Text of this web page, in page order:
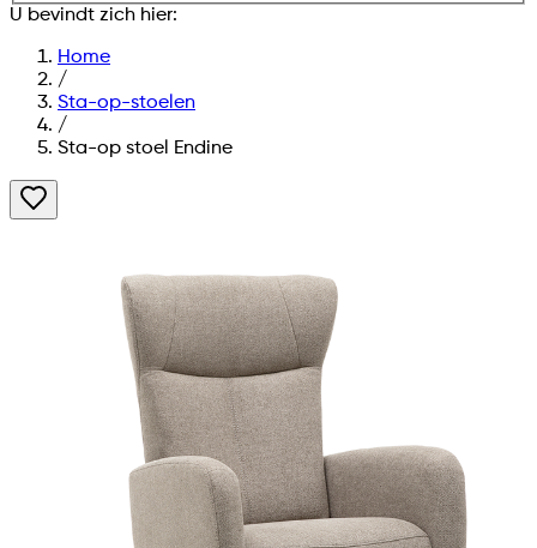
U bevindt zich hier:
Home
/
Sta-op-stoelen
/
Sta-op stoel Endine